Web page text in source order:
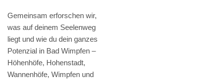
Gemeinsam erforschen wir,
was auf deinem Seelenweg
liegt und wie du dein ganzes
Potenzial in Bad Wimpfen –
Höhenhöfe, Hohenstadt,
Wannenhöfe, Wimpfen und